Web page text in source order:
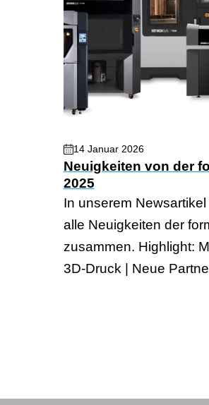
14 Januar 2026
Neuigkeiten von der
2025
In unserem
alle Neuigkeiten der
zusammen. Highlight:
3D-Druck | Neue